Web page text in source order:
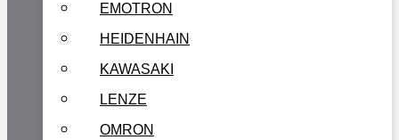
EMOTRON
HEIDENHAIN
KAWASAKI
LENZE
OMRON